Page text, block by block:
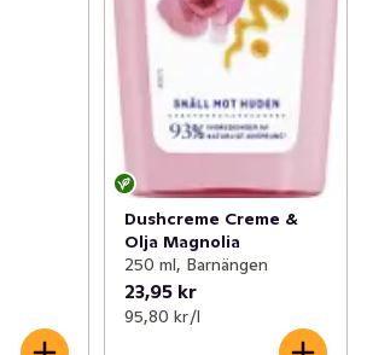
Dushcreme Creme &
Olja Magnolia
250 ml, Barnängen
23,95 kr
95,80 kr /l